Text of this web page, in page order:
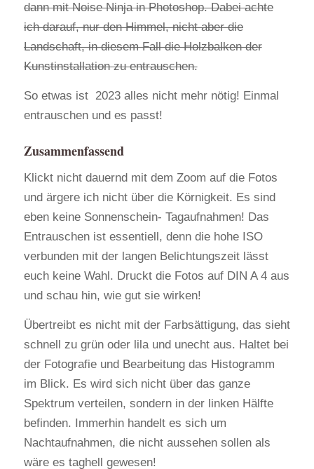
dann mit Noise Ninja in Photoshop. Dabei achte
ich darauf, nur den Himmel, nicht aber die
Landschaft, in diesem Fall die Holzbalken der
Kunstinstallation zu entrauschen.
So etwas ist 2023 alles nicht mehr nötig! Einmal
entrauschen und es passt!
Zusammenfassend
Klickt nicht dauernd mit dem Zoom auf die Fotos
und ärgere ich nicht über die Körnigkeit. Es sind
eben keine Sonnenschein- Tagaufnahmen! Das
Entrauschen ist essentiell, denn die hohe ISO
verbunden mit der langen Belichtungszeit lässt
euch keine Wahl. Druckt die Fotos auf DIN A 4 aus
und schau hin, wie gut sie wirken!
Übertreibt es nicht mit der Farbsättigung, das sieht
schnell zu grün oder lila und unecht aus. Haltet bei
der Fotografie und Bearbeitung das Histogramm
im Blick. Es wird sich nicht über das ganze
Spektrum verteilen, sondern in der linken Hälfte
befinden. Immerhin handelt es sich um
Nachtaufnahmen, die nicht aussehen sollen als
wäre es taghell gewesen!